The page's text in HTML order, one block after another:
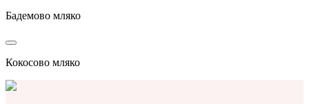
Бадемово мляко
Кокосово мляко